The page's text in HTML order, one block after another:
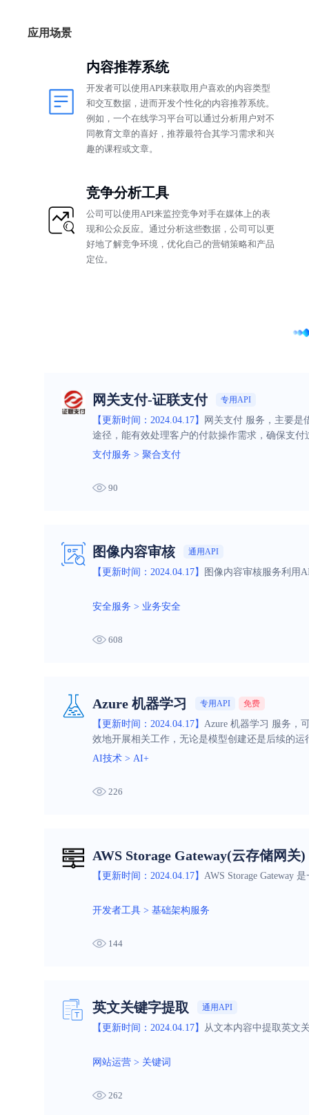
应用场景
内容推荐系统
开发者可以使用API来获取用户喜欢的内容类型
和交互数据，进而开发个性化的内容推荐系统。
例如，一个在线学习平台可以通过分析用户对不
同教育文章的喜好，推荐最符合其学习需求和兴
趣的课程或文章。
竞争分析工具
公司可以使用API来监控竞争对手在媒体上的表
现和公众反应。通过分析这些数据，公司可以更
好地了解竞争环境，优化自己的营销策略和产品
定位。
网关支付-证联支付 专用API
【更新时间：2024.04.17】
网关支付 服务，主要是
途径，能有效处理客户的付款操作需求，确保支付
支付服务 > 聚合支付
90
图像内容审核 通用API
【更新时间：2024.04.17】 图像内容审核服务利用
安全服务 > 业务安全
608
Azure 机器学习 专用API 免费
【更新时间：2024.04.17】 Azure 机器学习 服务，
效地开展相关工作，无论是模型创建还是后续的运
AI技术 > AI+
226
AWS Storage Gateway(云存储网关)
【更新时间：2024.04.17】 AWS Storage Gateway
开发者工具 > 基础架构服务
144
英文关键字提取 通用API
【更新时间：2024.04.17】 从文本内容中提取英文
网站运营 > 关键词
262